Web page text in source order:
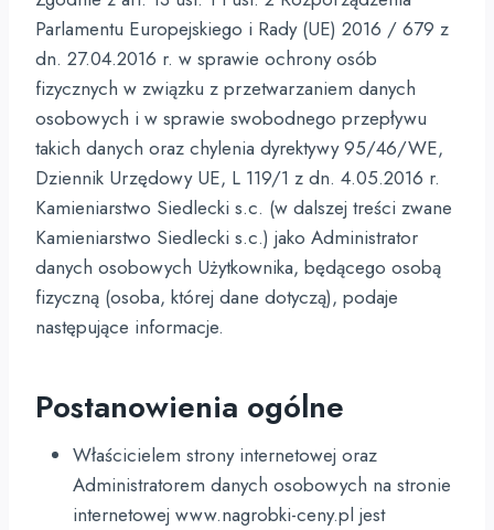
Parlamentu Europejskiego i Rady (UE) 2016 / 679 z
dn. 27.04.2016 r. w sprawie ochrony osób
fizycznych w związku z przetwarzaniem danych
osobowych i w sprawie swobodnego przepływu
takich danych oraz chylenia dyrektywy 95/46/WE,
Dziennik Urzędowy UE, L 119/1 z dn. 4.05.2016 r.
Kamieniarstwo Siedlecki s.c. (w dalszej treści zwane
Kamieniarstwo Siedlecki s.c.) jako Administrator
danych osobowych Użytkownika, będącego osobą
fizyczną (osoba, której dane dotyczą), podaje
następujące informacje.
Postanowienia ogólne
Właścicielem strony internetowej oraz
Administratorem danych osobowych na stronie
internetowej www.nagrobki-ceny.pl jest